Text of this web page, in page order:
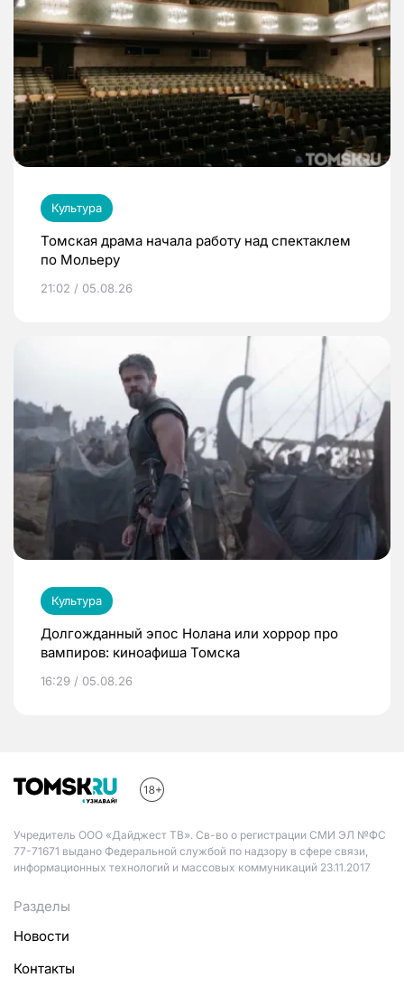
Культура
Томская драма начала работу над спектаклем
по Мольеру
21:02 / 05.08.26
Культура
Долгожданный эпос Нолана или хоррор про
вампиров: киноафиша Томска
16:29 / 05.08.26
Учредитель ООО «Дайджест ТВ». Св-во о регистрации СМИ ЭЛ №ФС
77-71671 выдано Федеральной службой по надзору в сфере связи,
информационных технологий и массовых коммуникаций 23.11.2017
Разделы
Новости
Контакты